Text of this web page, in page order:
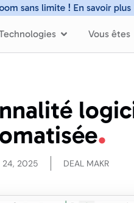
Vous êtes
24, 2025 DEAL MAKR